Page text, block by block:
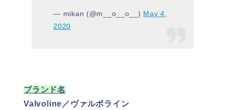
— mikan (@m__o__o__) May 4,
2020
ブランド名
Valvoline／ヴァルボライン